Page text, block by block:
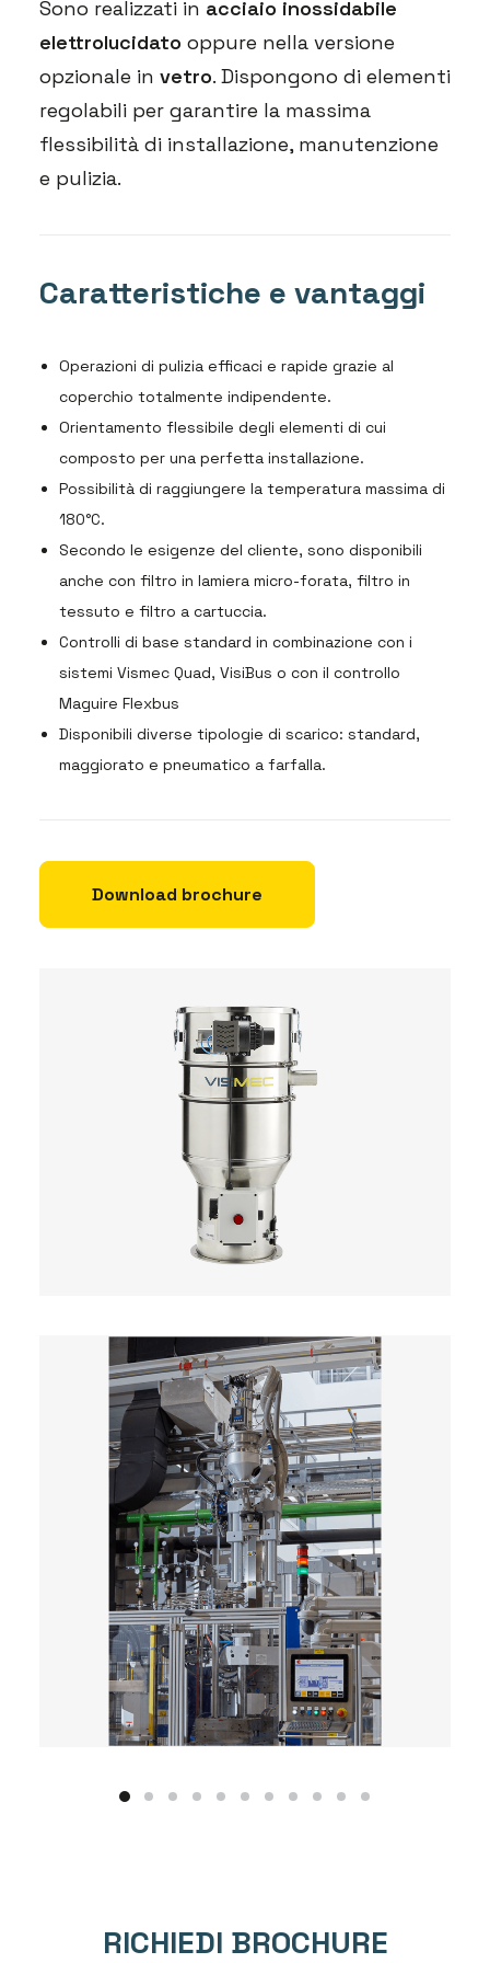
Sono realizzati in acciaio inossidabile
elettrolucidato oppure nella versione
opzionale in vetro. Dispongono di elementi
regolabili per garantire la massima
flessibilità di installazione, manutenzione
e pulizia.
Caratteristiche e vantaggi
Operazioni di pulizia efficaci e rapide grazie al
coperchio totalmente indipendente.
Orientamento flessibile degli elementi di cui
composto per una perfetta installazione.
Possibilità di raggiungere la temperatura massima di
180°C.
Secondo le esigenze del cliente, sono disponibili
anche con filtro in lamiera micro-forata, filtro in
tessuto e filtro a cartuccia.
Controlli di base standard in combinazione con i
sistemi Vismec Quad, VisiBus o con il controllo
Maguire Flexbus
Disponibili diverse tipologie di scarico: standard,
maggiorato e pneumatico a farfalla.
Download brochure
RICHIEDI BROCHURE